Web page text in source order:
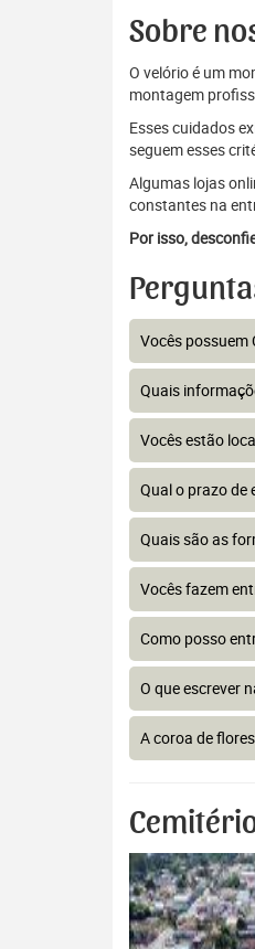
Sobre
O velório é um
montagem
Esses cuidados
seguem esses
Algumas lojas
constantes na
Por isso,
Vocês possuem
Quais
Vocês estão
Qual o prazo de
Quais são as
Vocês fazem
Como posso
O que escrever
A coroa de